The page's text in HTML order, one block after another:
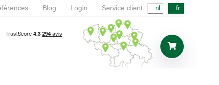
Blog Login Service client nl fr